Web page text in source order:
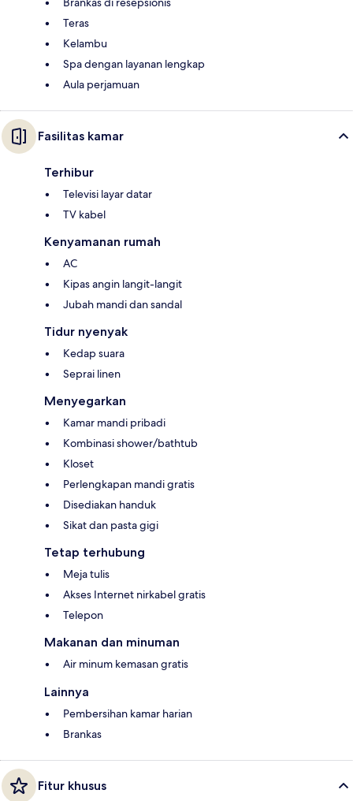
Teras
Kelambu
Spa dengan layanan lengkap
Aula perjamuan
Fasilitas kamar
Terhibur
Televisi layar datar
TV kabel
Kenyamanan rumah
AC
Kipas angin langit-langit
Jubah mandi dan sandal
Tidur nyenyak
Kedap suara
Seprai linen
Menyegarkan
Kamar mandi pribadi
Kombinasi shower/bathtub
Kloset
Perlengkapan mandi gratis
Disediakan handuk
Sikat dan pasta gigi
Tetap terhubung
Meja tulis
Akses Internet nirkabel gratis
Telepon
Makanan dan minuman
Air minum kemasan gratis
Lainnya
Pembersihan kamar harian
Brankas
Fitur khusus